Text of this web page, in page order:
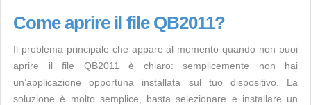
Come aprire il file QB2011?
Il problema principale che appare al momento quando non puoi
aprire il file QB2011 è chiaro: semplicemente non hai
un’applicazione opportuna installata sul tuo dispositivo. La
soluzione è molto semplice, basta selezionare e installare un